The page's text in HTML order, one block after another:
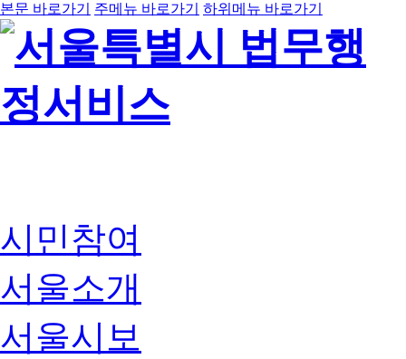
본문 바로가기 주메뉴 바로가기 하위메뉴 바로가기
시민참여
서울소개
서울시보